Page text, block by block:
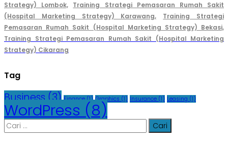
Strategy) Lombok, Training Strategi Pemasaran Rumah Sakit
(Hospital Marketing Strategy) Karawang,
Training Strategi
Pemasaran Rumah Sakit (Hospital Marketing Strategy) Bekasi,
Training Strategi Pemasaran Rumah Sakit (Hospital Marketing
Strategy) Cikarang
Tag
Business (3) Finance (1) Graphics (1) Insurance (1) Leasing (1)
WordPress (8)
Cari
untuk: